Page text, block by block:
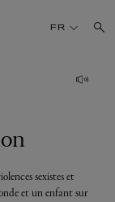
FR
sexistes et
et un enfant sur